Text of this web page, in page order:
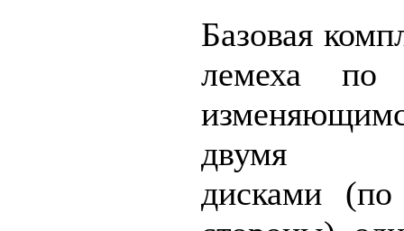
Базовая
лемеха
двумя
дисками